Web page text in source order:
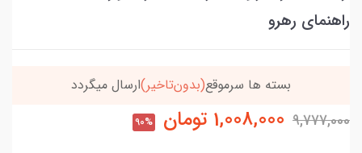
راهنمای رهرو
بسته ها سرموقع(بدون‌تاخیر)ارسال میگردد
9,777,000
1,008,000 تومان 90%